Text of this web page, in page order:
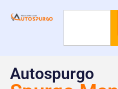
Autospurgo